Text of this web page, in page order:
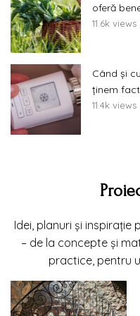
oferă
11.6k views
Când și
ținem
11.4k views
Idei, planuri și
– de la concepte și
practice, pentru